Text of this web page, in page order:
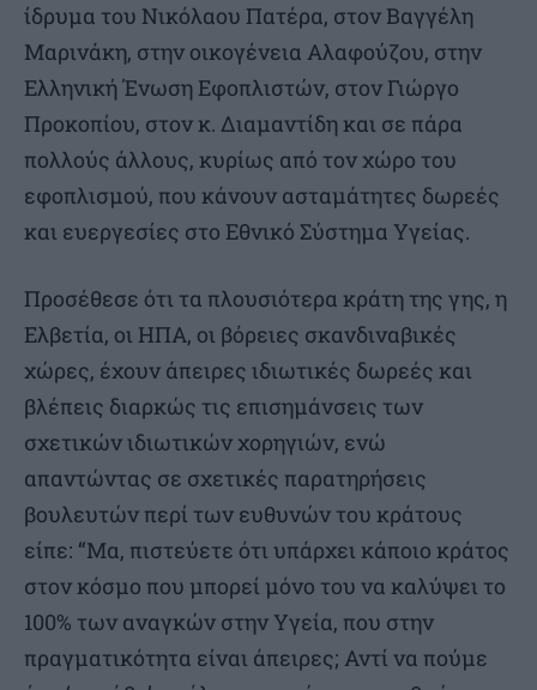
ίδρυμα του Νικόλαου Πατέρα, στον Βαγγέλη
Μαρινάκη, στην οικογένεια Αλαφούζου, στην
Ελληνική Ένωση Εφοπλιστών, στον Γιώργο
Προκοπίου, στον κ. Διαμαντίδη και σε πάρα
πολλούς άλλους, κυρίως από τον χώρο του
εφοπλισμού, που κάνουν ασταμάτητες δωρεές
και ευεργεσίες στο Εθνικό Σύστημα Υγείας.
Προσέθεσε ότι τα πλουσιότερα κράτη της γης, η
Ελβετία, οι ΗΠΑ, οι βόρειες σκανδιναβικές
χώρες, έχουν άπειρες ιδιωτικές δωρεές και
βλέπεις διαρκώς τις επισημάνσεις των
σχετικών ιδιωτικών χορηγιών, ενώ
απαντώντας σε σχετικές παρατηρήσεις
βουλευτών περί των ευθυνών του κράτους
είπε: “Μα, πιστεύετε ότι υπάρχει κάποιο κράτος
στον κόσμο που μπορεί μόνο του να καλύψει το
100% των αναγκών στην Υγεία, που στην
πραγματικότητα είναι άπειρες; Αντί να πούμε